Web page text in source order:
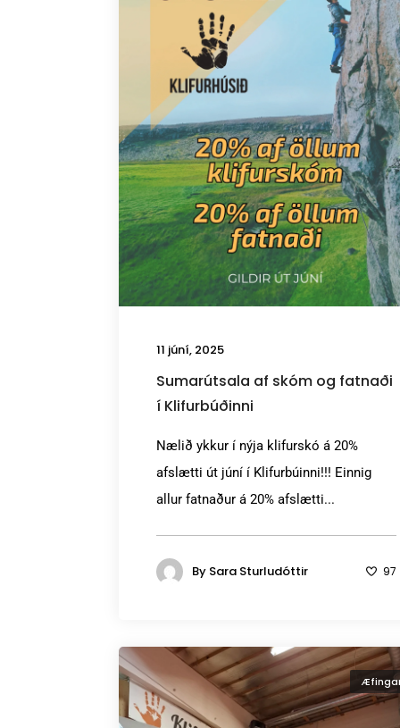
11 júní, 2025
Sumarútsala af skóm og fatnaði
í Klifurbúðinni
Nælið ykkur í nýja klifurskó á 20%
afslætti út júní í Klifurbúinni!!! Einnig
allur fatnaður á 20% afslætti...
By Sara Sturludóttir 97